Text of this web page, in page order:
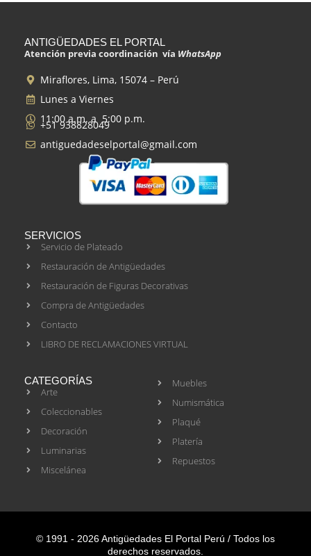
ANTIGÜEDADES EL PORTAL
Atención previa coordinación vía WhatsApp
Miraflores, Lima, 15074 – Perú
Lunes a Viernes
11:00 a.m. a 5:00 p.m.
+51 938828049
antiguedadeselportal@gmail.com
SERVICIOS
Servicio de Plateado
Restauración de Antigüedades
Restauración de Figuras Decorativas
Compra de Antigüedades
Contacto
LIBRO DE RECLAMACIONES VIRTUAL
CATEGORÍAS
Arte
Coleccionables
Decoración
Luminarias
Miscelánea
Muebles
Numismática
Plaqué
Platería
Repuestos
© 1991 - 2026 Antigüedades El Portal Perú / Todos los
derechos reservados.